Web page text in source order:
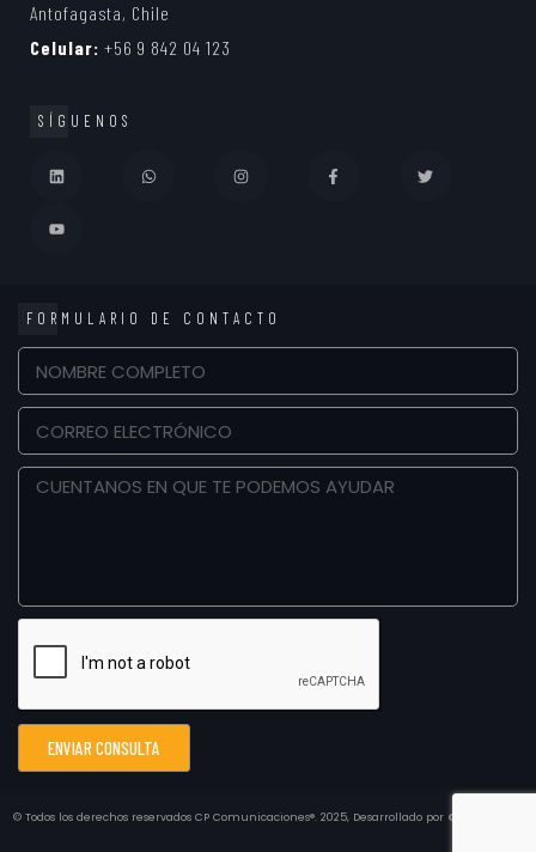
Antofagasta, Chile
Celular: +56 9 842 04 123
SÍGUENOS
FORMULARIO DE CONTACTO
ENVIAR CONSULTA
© Todos los derechos reservados CP Comunicaciones®.2025, Desarrollado por CONCEPTO3